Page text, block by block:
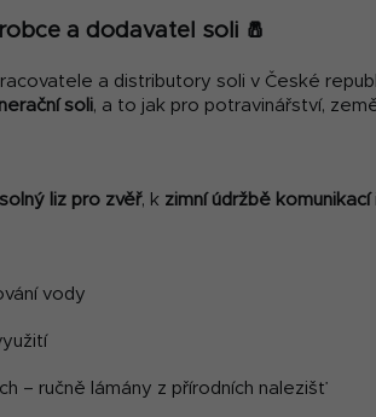
a dodavatel soli 🧂
a distributory soli v České
soli, a to jak pro potravinářství,
solný liz pro zvěř, k zimní údržbě komunikací
vody
– ručně lámány z přírodních nalezišť